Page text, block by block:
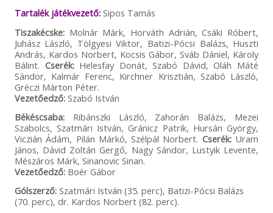
Tartalék játékvezető: Sipos Tamás
Tiszakécske:Molnár Márk, Horváth Adrián, Csáki Róbert,
Juhász László, Tölgyesi Viktor, Batizi-Pócsi Balázs, Huszti
András, Kardos Norbert, Kocsis Gábor, Sváb Dániel, Károly
Bálint. Cserék:Helesfay Donát, Szabó Dávid, Oláh Máté
Sándor, Kalmár Ferenc, Kirchner Krisztián, Szabó László,
Gréczi Márton Péter.
Vezetőedző:Szabó István
Békéscsaba:Ribánszki László, Zahorán Balázs, Mezei
Szabolcs, Szatmári István, Gránicz Patrik, Hursán György,
Viczián Ádám, Pilán Márkó, Szélpál Norbert. Cserék:Uram
János, Dávid Zoltán Gergő, Nagy Sándor, Lustyik Levente,
Mészáros Márk, Sinanovic Sinan.
Vezetőedző:Boér Gábor
Gólszerző:Szatmári István (35. perc), Batizi-Pócsi Balázs
(70. perc), dr. Kardos Norbert (82. perc).